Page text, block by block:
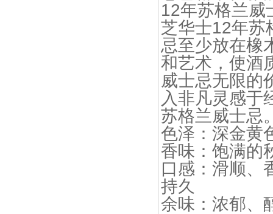
12年苏格兰威
芝华士12年苏
忌至少放在橡
和艺术，使酒
威士忌无限的
入非凡灵感于
苏格兰威士忌
色泽：深金黄
香味：饱满的
口感：滑顺、
持久
余味：浓郁、